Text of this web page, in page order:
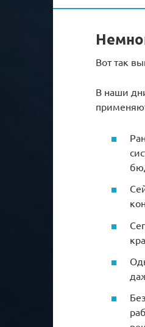
Вот так
В наши